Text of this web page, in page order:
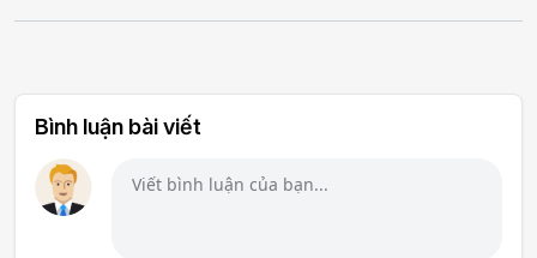
Bình luận bài viết